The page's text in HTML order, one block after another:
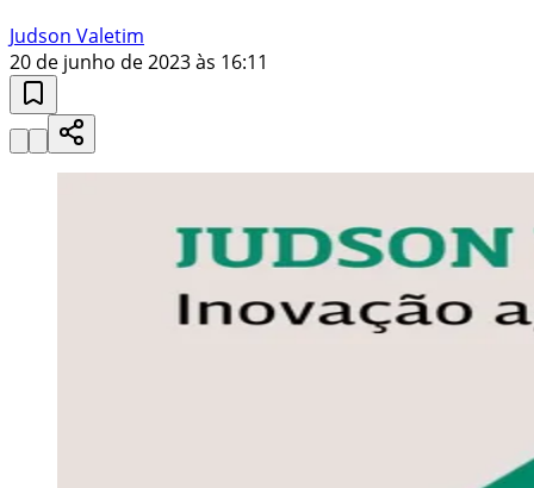
Judson Valetim
20 de junho de 2023 às 16:11